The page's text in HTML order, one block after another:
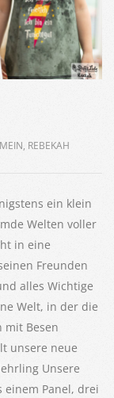
, REBEKAH
ein klein
Welten voller
in eine
Freunden
alles Wichtige
Welt, in der die
mit Besen
unsere neue
Unsere
einem Panel, drei